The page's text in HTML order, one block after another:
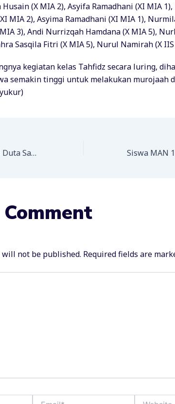
(X MIA 2), Asyifa Ramadhani (XI MIA
MIA 2), Asyima Ramadhani (XI MIA 1),
3), Andi Nurrizqah Hamdana (X MIA 5),
Sasqila Fitri (X MIA 5), Nurul Namirah (X IIS
kegiatan kelas Tahfidz secara luring,
semakin tinggi untuk melakukan murojaah
Siswa MAN 1 Bone Ikuti Duta Sahabat Muda
Comment
will not be published. Required fields are